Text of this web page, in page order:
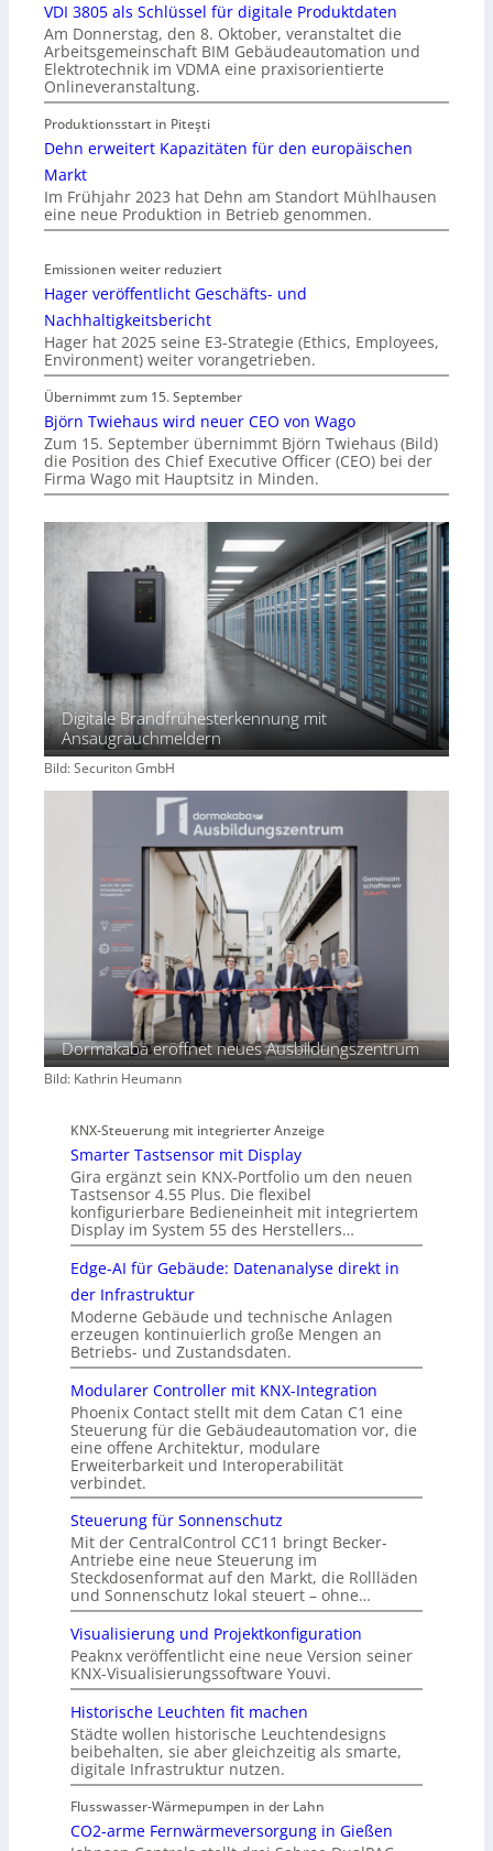
VDI 3805 als Schlüssel für digitale Produktdaten
Am Donnerstag, den 8. Oktober, veranstaltet die
Arbeitsgemeinschaft BIM Gebäudeautomation und
Elektrotechnik im VDMA eine praxisorientierte
Onlineveranstaltung.
Produktionsstart in Piteşti
Dehn erweitert Kapazitäten für den europäischen
Markt
Im Frühjahr 2023 hat Dehn am Standort Mühlhausen
eine neue Produktion in Betrieb genommen.
Emissionen weiter reduziert
Hager veröffentlicht Geschäfts- und
Nachhaltigkeitsbericht
Hager hat 2025 seine E3-Strategie (Ethics, Employees,
Environment) weiter vorangetrieben.
Übernimmt zum 15. September
Björn Twiehaus wird neuer CEO von Wago
Zum 15. September übernimmt Björn Twiehaus (Bild)
die Position des Chief Executive Officer (CEO) bei der
Firma Wago mit Hauptsitz in Minden.
Digitale Brandfrühesterkennung mit
Ansaugrauchmeldern
Bild: Securiton GmbH
Dormakaba eröffnet neues Ausbildungszentrum
Bild: Kathrin Heumann
KNX-Steuerung mit integrierter Anzeige
Smarter Tastsensor mit Display
Gira ergänzt sein KNX-Portfolio um den neuen
Tastsensor 4.55 Plus. Die flexibel
konfigurierbare Bedieneinheit mit integriertem
Display im System 55 des Herstellers…
Edge-AI für Gebäude: Datenanalyse direkt in
der Infrastruktur
Moderne Gebäude und technische Anlagen
erzeugen kontinuierlich große Mengen an
Betriebs- und Zustandsdaten.
Modularer Controller mit KNX-Integration
Phoenix Contact stellt mit dem Catan C1 eine
Steuerung für die Gebäudeautomation vor, die
eine offene Architektur, modulare
Erweiterbarkeit und Interoperabilität
verbindet.
Steuerung für Sonnenschutz
Mit der CentralControl CC11 bringt Becker-
Antriebe eine neue Steuerung im
Steckdosenformat auf den Markt, die Rollläden
und Sonnenschutz lokal steuert – ohne…
Visualisierung und Projektkonfiguration
Peaknx veröffentlicht eine neue Version seiner
KNX-Visualisierungssoftware Youvi.
Historische Leuchten fit machen
Städte wollen historische Leuchtendesigns
beibehalten, sie aber gleichzeitig als smarte,
digitale Infrastruktur nutzen.
Flusswasser-Wärmepumpen in der Lahn
CO2-arme Fernwärmeversorgung in Gießen